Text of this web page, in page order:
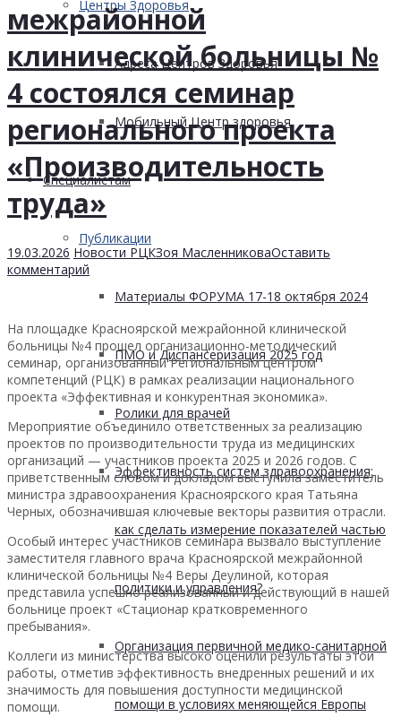
Центры Здоровья
Адреса Центров Здоровья
Мобильный Центр здоровья
Cпециалистам
Публикации
Материалы ФОРУМА 17-18 октября 2024
ПМО и Диспансеризация 2025 год
Ролики для врачей
Эффективность систем здравоохранения:
как сделать измерение показателей частью
политики и управления?
Организация первичной медико-санитарной
помощи в условиях меняющейся Европы
межрайонной
клинической больницы №
4 состоялся семинар
регионального проекта
«Производительность
труда»
19.03.2026 Новости РЦКЗоя МасленниковаОставить
комментарий
На площадке Красноярской межрайонной клинической
больницы №4 прошел организационно-методический
семинар, организованный Региональным центром
компетенций (РЦК) в рамках реализации национального
проекта «Эффективная и конкурентная экономика».
Мероприятие объединило ответственных за реализацию
проектов по производительности труда из медицинских
организаций — участников проекта 2025 и 2026 годов. С
приветственным словом и докладом выступила заместитель
министра здравоохранения Красноярского края Татьяна
Черных, обозначившая ключевые векторы развития отрасли.
Особый интерес участников семинара вызвало выступление
заместителя главного врача Красноярской межрайонной
клинической больницы №4 Веры Деулиной, которая
представила успешно реализованный и действующий в нашей
больнице проект «Стационар кратковременного
пребывания».
Коллеги из министерства высоко оценили результаты этой
работы, отметив эффективность внедренных решений и их
значимость для повышения доступности медицинской
помощи.